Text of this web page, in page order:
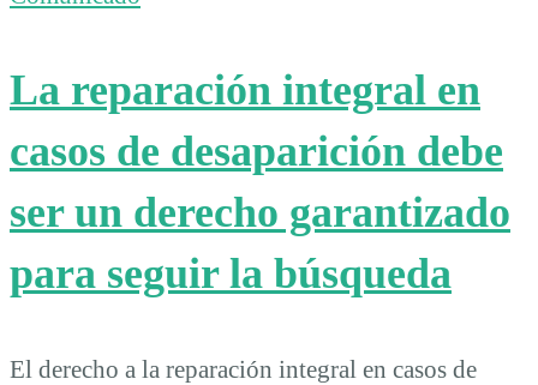
La reparación integral en
casos de desaparición debe
ser un derecho garantizado
para seguir la búsqueda
El derecho a la reparación integral en casos de